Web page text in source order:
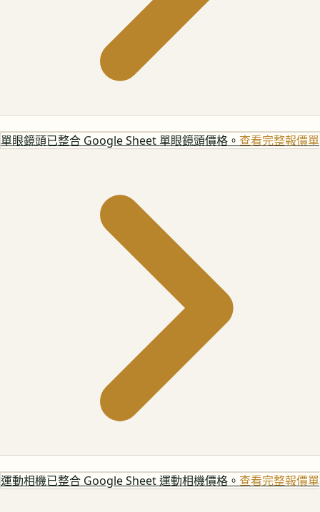
單眼鏡頭已整合 Google Sheet 單眼鏡頭價格。 查看完整報價單
運動相機已整合 Google Sheet 運動相機價格。 查看完整報價單